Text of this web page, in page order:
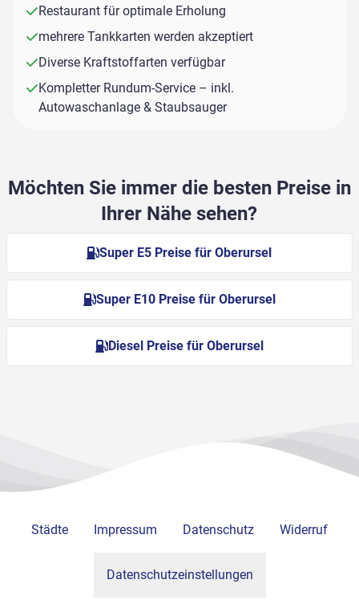
Restaurant für optimale Erholung
mehrere Tankkarten werden akzeptiert
Diverse Kraftstoffarten verfügbar
Kompletter Rundum-Service – inkl.
Autowaschanlage & Staubsauger
Möchten Sie immer die besten Preise in
Ihrer Nähe sehen?
Super E5 Preise für Oberursel
Super E10 Preise für Oberursel
Diesel Preise für Oberursel
Städte Impressum Datenschutz Widerruf
Datenschutzeinstellungen